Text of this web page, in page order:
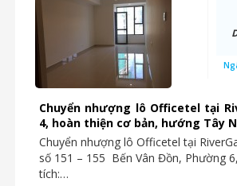
Chuyển nhượng lô Officetel tại
4, hoàn thiện cơ bản, hướng Tây
Chuyển nhượng lô Officetel tại
số 151 – 155 Bến Vân Đồn, Phường
tích:…